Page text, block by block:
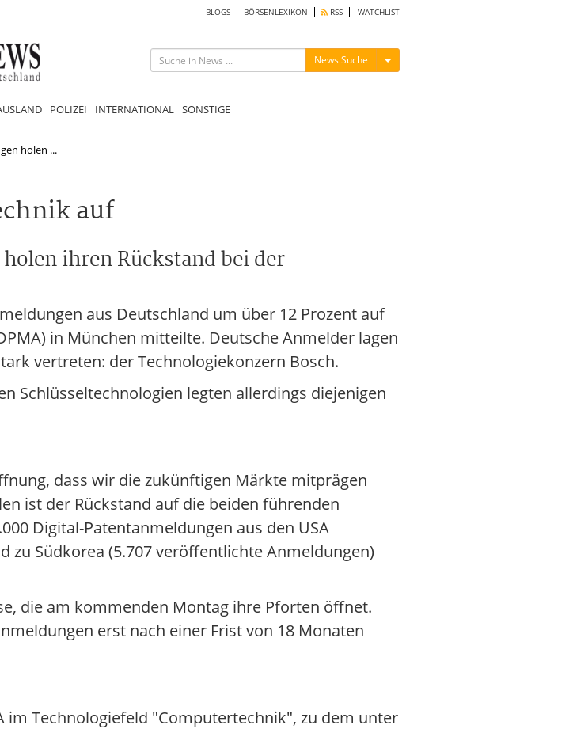
BLOGS BÖRSENLEXIKON RSS WATCHLIST
News Suche Menü ein-/ausblenden
POLIZEI INTERNATIONAL SONSTIGE
holen ...
auf
ihren Rückstand bei der
aus Deutschland um über 12 Prozent auf
in München mitteilte. Deutsche Anmelder lagen
vertreten: der Technologiekonzern Bosch.
Schlüsseltechnologien legten allerdings diejenigen
dass wir die zukünftigen Märkte mitprägen
ist der Rückstand auf die beiden führenden
Digital-Patentanmeldungen aus den USA
zu Südkorea (5.707 veröffentlichte Anmeldungen)
die am kommenden Montag ihre Pforten öffnet.
erst nach einer Frist von 18 Monaten
Technologiefeld "Computertechnik", zu dem unter